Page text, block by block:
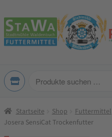
Zur
Navigation
springen
Zum
Inhalt
springen
Produkte
Startseite Shop Futtermittel
Josera SensiCat Trockenfutter